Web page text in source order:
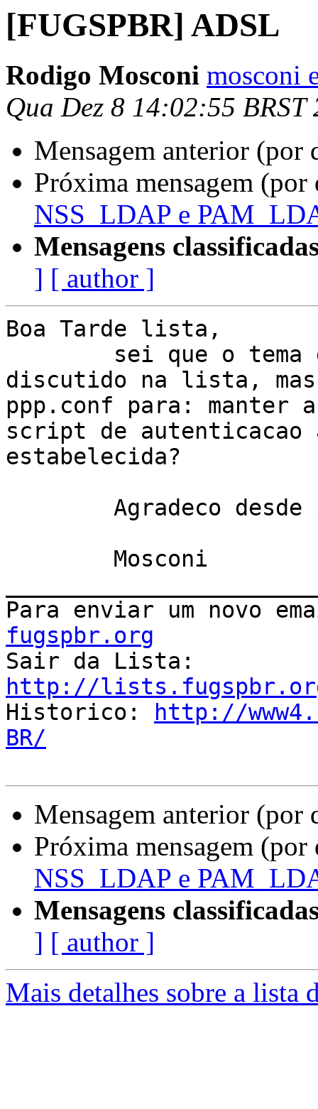
[FUGSPBR] ADSL
Rodigo Mosconi mosconi
Qua Dez 8 14:02:55 BRST
Mensagem anterior (por
Próxima mensagem
NSS_LDAP e
Mensagens
] [ author ]
Boa Tarde lista,
discutido na lista, mas
ppp.conf para: manter
script de autenticacao
estabelecida?
Para enviar um novo
fugspbr.org
http://
Historico:
http://
BR/
Mensagem anterior (por
Próxima mensagem
NSS_LDAP e
Mensagens
] [ author ]
Mais detalhes sobre a lista